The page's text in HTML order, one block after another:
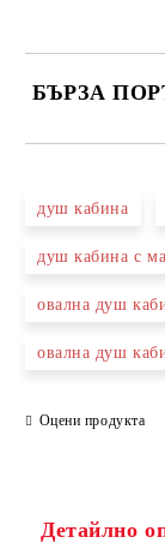
БЪРЗА
Ние ще се
душ кабина
душ кабина с
овална душ
овална душ
Оцени продукта
Детайлно